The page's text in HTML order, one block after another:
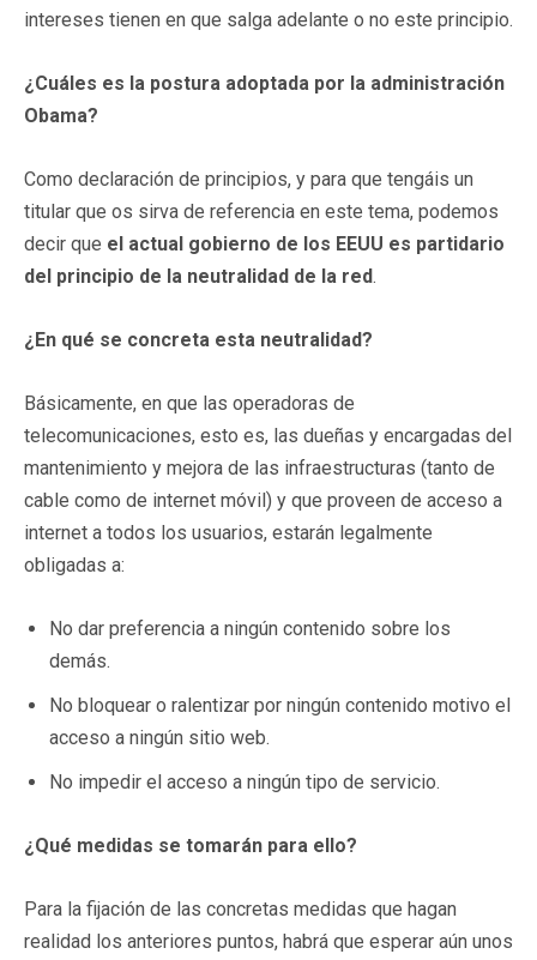
intereses tienen en que salga adelante o no este principio.
¿Cuáles es la postura adoptada por la administración
Obama?
Como declaración de principios, y para que tengáis un
titular que os sirva de referencia en este tema, podemos
decir que el actual gobierno de los EEUU es partidario
del principio de la neutralidad de la red.
¿En qué se concreta esta neutralidad?
Básicamente, en que las operadoras de
telecomunicaciones, esto es, las dueñas y encargadas del
mantenimiento y mejora de las infraestructuras (tanto de
cable como de internet móvil) y que proveen de acceso a
internet a todos los usuarios, estarán legalmente
obligadas a:
No dar preferencia a ningún contenido sobre los
demás.
No bloquear o ralentizar por ningún contenido motivo el
acceso a ningún sitio web.
No impedir el acceso a ningún tipo de servicio.
¿Qué medidas se tomarán para ello?
Para la fijación de las concretas medidas que hagan
realidad los anteriores puntos, habrá que esperar aún unos